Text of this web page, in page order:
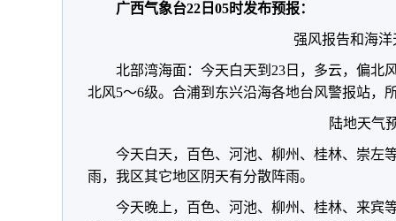
广西气象台22日05时发布预报：
强风报告和海洋
北部湾海面：今天白天到23日，多云，偏北
北风5～6级。合浦到东兴沿海各地台风警报站，
陆地天气
今天白天，百色、河池、柳州、桂林、崇左
雨，我区其它地区阴天有分散阵雨。
今天晚上，百色、河池、柳州、桂林、来宾